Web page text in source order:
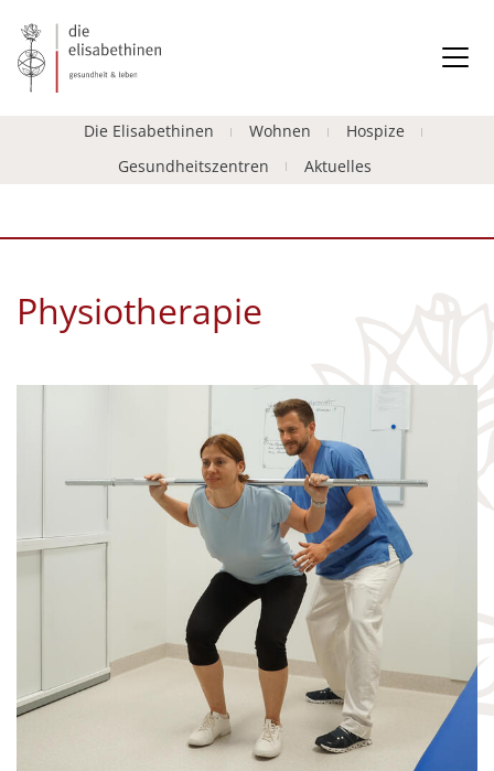
Die Elisabethinen Wohnen
Hospize
Gesundheitszentren
Aktuelles
Physiotherapie